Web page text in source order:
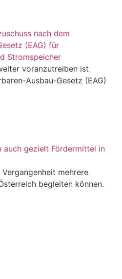
nach dem
(EAG) für
Stromspeicher
voranzutreiben ist
Ausbau-Gesetz (EAG)
auch gezielt Fördermittel in
mehrere
begleiten können.